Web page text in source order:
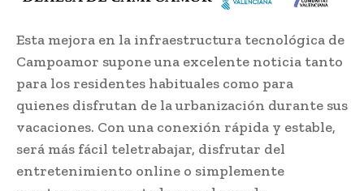
Esta mejora en la infraestructura tecnológica de
Campoamor supone una excelente noticia tanto
para los residentes habituales como para
quienes disfrutan de la urbanización durante sus
vacaciones. Con una conexión rápida y estable,
será más fácil teletrabajar, disfrutar del
entretenimiento online o simplemente